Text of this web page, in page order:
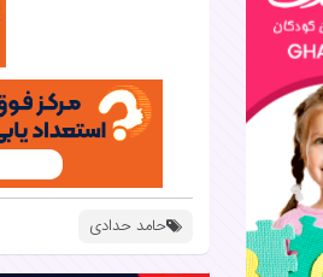
حامد حدادی